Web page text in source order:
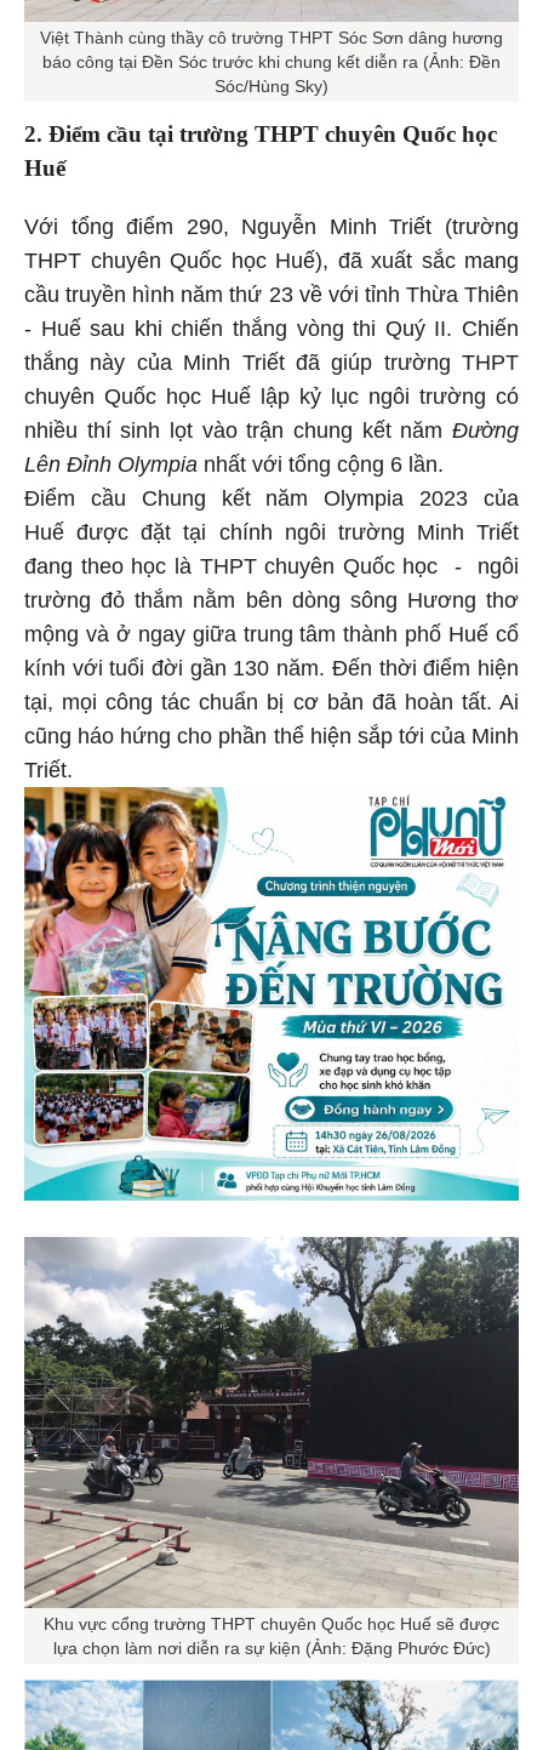
Việt Thành cùng thầy cô trường THPT Sóc Sơn dâng hương
báo công tại Đền Sóc trước khi chung kết diễn ra (Ảnh: Đền
Sóc/Hùng Sky)
2. Điểm cầu tại trường THPT chuyên Quốc học
Huế
Với tổng điểm 290, Nguyễn Minh Triết (trường
THPT chuyên Quốc học Huế), đã xuất sắc mang
cầu truyền hình năm thứ 23 về với tỉnh Thừa Thiên
- Huế sau khi chiến thắng vòng thi Quý II. Chiến
thắng này của Minh Triết đã giúp trường THPT
chuyên Quốc học Huế lập kỷ lục ngôi trường có
nhiều thí sinh lọt vào trận chung kết năm Đường
Lên Đỉnh Olympia nhất với tổng cộng 6 lần.
Điểm cầu Chung kết năm Olympia 2023 của
Huế được đặt tại chính ngôi trường Minh Triết
đang theo học là THPT chuyên Quốc học - ngôi
trường đỏ thắm nằm bên dòng sông Hương thơ
mộng và ở ngay giữa trung tâm thành phố Huế cổ
kính với tuổi đời gần 130 năm. Đến thời điểm hiện
tại, mọi công tác chuẩn bị cơ bản đã hoàn tất. Ai
cũng háo hứng cho phần thể hiện sắp tới của Minh
Triết.
Khu vực cổng trường THPT chuyên Quốc học Huế sẽ được
lựa chọn làm nơi diễn ra sự kiện (Ảnh: Đặng Phước Đức)